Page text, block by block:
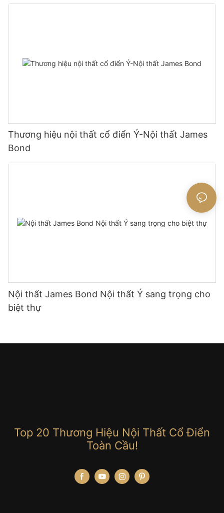
Thương hiệu nội thất cổ điển Ý-Nội thất James
Bond
Nội thất James Bond Nội thất Ý sang trọng cho
biệt thự
Top 20 Thương Hiệu Nội Thất Cổ Điển
Toàn Cầu!